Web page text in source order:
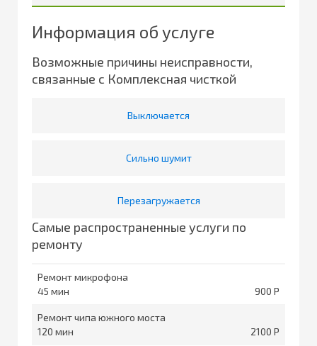
Информация об услуге
Возможные причины неисправности,
связанные с Комплексная чисткой
Выключается
Сильно шумит
Перезагружается
Самые распространенные услуги по
ремонту
Ремонт микрофона
45
900
Ремонт чипа южного моста
120
2100